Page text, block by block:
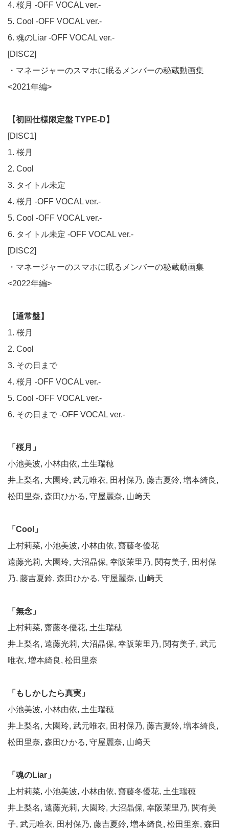
4. 桜月 -OFF VOCAL ver.-
5. Cool -OFF VOCAL ver.-
6. 魂のLiar -OFF VOCAL ver.-
[DISC2]
・マネージャーのスマホに眠るメンバーの秘蔵動画集
<2021年編>
【初回仕様限定盤 TYPE-D】
[DISC1]
1. 桜月
2. Cool
3. タイトル未定
4. 桜月 -OFF VOCAL ver.-
5. Cool -OFF VOCAL ver.-
6. タイトル未定 -OFF VOCAL ver.-
[DISC2]
・マネージャーのスマホに眠るメンバーの秘蔵動画集
<2022年編>
【通常盤】
1. 桜月
2. Cool
3. その日まで
4. 桜月 -OFF VOCAL ver.-
5. Cool -OFF VOCAL ver.-
6. その日まで -OFF VOCAL ver.-
「桜月」
小池美波, 小林由依, 土生瑞穂
井上梨名, 大園玲, 武元唯衣, 田村保乃, 藤吉夏鈴, 増本綺良,
松田里奈, 森田ひかる, 守屋麗奈, 山﨑天
「Cool」
上村莉菜, 小池美波, 小林由依, 齋藤冬優花
遠藤光莉, 大園玲, 大沼晶保, 幸阪茉里乃, 関有美子, 田村保
乃, 藤吉夏鈴, 森田ひかる, 守屋麗奈, 山﨑天
「無念」
上村莉菜, 齋藤冬優花, 土生瑞穂
井上梨名, 遠藤光莉, 大沼晶保, 幸阪茉里乃, 関有美子, 武元
唯衣, 増本綺良, 松田里奈
「もしかしたら真実」
小池美波, 小林由依, 土生瑞穂
井上梨名, 大園玲, 武元唯衣, 田村保乃, 藤吉夏鈴, 増本綺良,
松田里奈, 森田ひかる, 守屋麗奈, 山﨑天
「魂のLiar」
上村莉菜, 小池美波, 小林由依, 齋藤冬優花, 土生瑞穂
井上梨名, 遠藤光莉, 大園玲, 大沼晶保, 幸阪茉里乃, 関有美
子, 武元唯衣, 田村保乃, 藤吉夏鈴, 増本綺良, 松田里奈, 森田